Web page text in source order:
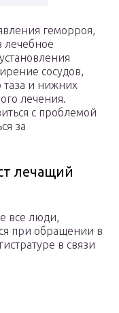
геморроя,
лечебное
сосудов,
таза и нижних
лечения.
с проблемой
за
лечащий
все люди,
при обращении в
в связи